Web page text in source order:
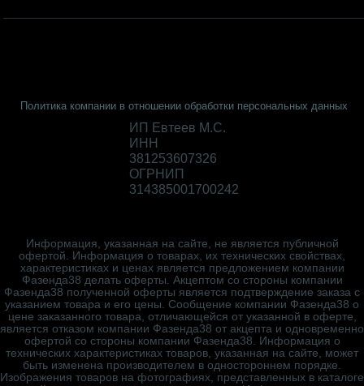
Политика компании в отношении обработки персональных данных
ИП Евтеев М.С.
ИНН
381253607326
ОГРНИП
314385001700242
Информация, указанная на сайте, не является публичной
офертой. Информация о товарах, их технических свойствах,
характеристиках и ценах является предложением компании
Фазенда38 делать оферты. Акцептом со стороны компании
Фазенда38 полученной оферты является подтверждение заказа с
указанием товара и его цены. Сообщение компании Фазенда38 о
цене заказанного товара, отличающейся от указанной в оферте,
является отказом компании Фазенда38 от акцепта и одновременно
офертой со стороны компании Фазенда38. Информация о
технических характеристиках товаров, указанная на сайте, может
быть изменена производителем в одностороннем порядке.
Изображения товаров на фотографиях, представленных в каталоге